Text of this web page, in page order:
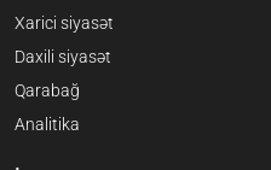
Xarici siyasət
Daxili siyasət
Qarabağ
Analitika